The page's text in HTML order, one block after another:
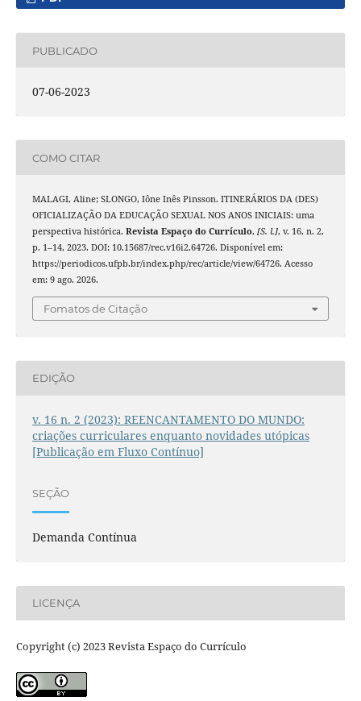
PUBLICADO
07-06-2023
COMO CITAR
MALAGI, Aline; SLONGO, Iône Inês Pinsson. ITINERÁRIOS DA (DES)
OFICIALIZAÇÃO DA EDUCAÇÃO SEXUAL NOS ANOS INICIAIS: uma
perspectiva histórica. Revista Espaço do Currículo, [S. l.], v. 16, n. 2,
p. 1–14, 2023. DOI: 10.15687/rec.v16i2.64726. Disponível em:
https://periodicos.ufpb.br/index.php/rec/article/view/64726. Acesso
em: 9 ago. 2026.
Fomatos de Citação
EDIÇÃO
v. 16 n. 2 (2023): REENCANTAMENTO DO MUNDO:
criações curriculares enquanto novidades utópicas
[Publicação em Fluxo Contínuo]
SEÇÃO
Demanda Contínua
LICENÇA
Copyright (c) 2023 Revista Espaço do Currículo